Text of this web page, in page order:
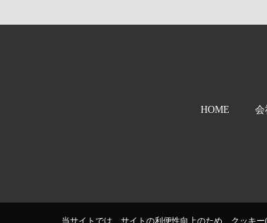
当サイトでは、サイトの利便性向上のため、クッキ
HOME 会